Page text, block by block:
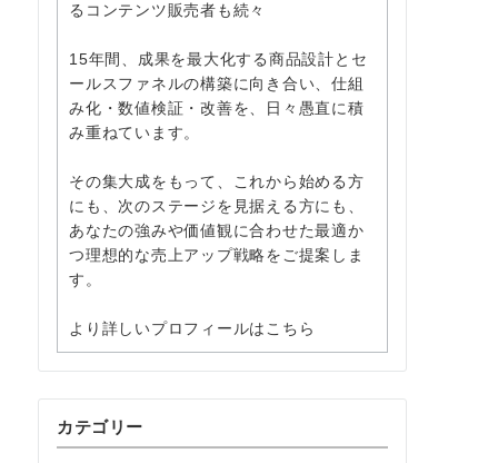
るコンテンツ販売者も続々
15年間、成果を最大化する商品設計とセ
ールスファネルの構築に向き合い、仕組
み化・数値検証・改善を、日々愚直に積
み重ねています。
その集大成をもって、これから始める方
にも、次のステージを見据える方にも、
あなたの強みや価値観に合わせた最適か
つ理想的な売上アップ戦略をご提案しま
す。
より詳しいプロフィールはこちら
カテゴリー